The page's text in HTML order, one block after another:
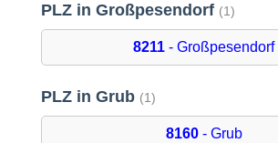
PLZ in Großpesendorf (1)
8211 - Großpesendorf
PLZ in Grub (1)
8160- Grub